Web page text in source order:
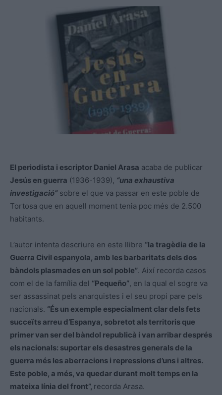
El periodista i escriptor Daniel Arasa acaba de publicar
Jesús en guerra (1936-1939), “una exhaustiva
investigació”sobre el que va passar en este poble de
Tortosa que en aquell moment tenia poc més de 2.500
habitants.
L’autor intenta descriure en este llibre “la tragèdia de la
Guerra Civil espanyola, amb les barbaritats dels dos
bàndols plasmades en un sol poble”. Així recorda casos
com el de la família del “Pequeño”, en la qual el sogre va
ser assassinat pels anarquistes i el seu propi pare pels
nacionals. “És un exemple especialment clar dels fets
succeïts arreu d’Espanya, sobretot als territoris que
primer van ser del bàndol republicà i van arribar després
els nacionals: suportar els desastres generals de la
guerra més les aberracions i repressions d’uns i altres.
Este poble, a més, va quedar durant molt temps en la
mateixa línia del front”, recorda Arasa.